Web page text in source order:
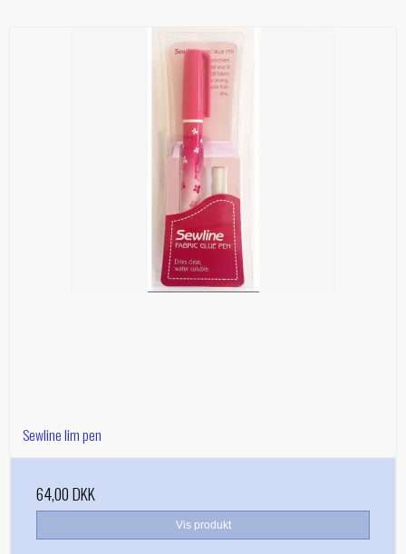
Sewline lim pen
64,00 DKK
Vis produkt